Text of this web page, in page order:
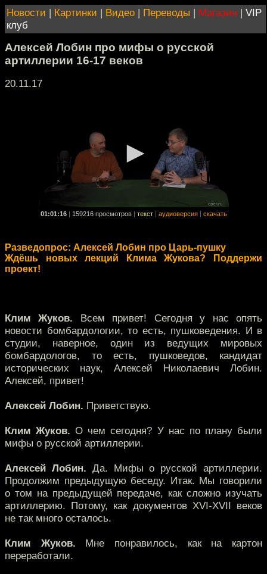
Новости | Картинки | Видео | Переводы | Магазин | VIP
клуб
Алексей Лобин про мифы о русской
артиллерии 16-17 веков
20.11.17
01:01:16 159216 просмотров текст аудиоверсия скачать
Разведопрос: Алексей Лобин про Царь-пушку
Ждёшь новых лекций Клима Жукова? Поддержи
проект!
Клим Жуков. Всем привет! Сегодня у нас опять
новости бомбардологии, то есть, пушковедения. И в
студии, наверное, один из ведущих мировых
бомбардологов, то есть, пушковедов, кандидат
исторических наук, Алексей Николаевич Лобин.
Алексей, привет!
Алексей Лобин. Приветствую.
Клим Жуков. О чем сегодня? У нас по плану были
мифы о русской артиллерии.
Алексей Лобин. Да. Мифы о русской артиллерии.
Продолжим предыдущую беседу. Итак. Мы говорили
о том на предыдущей передаче, как сложно изучать
артиллерию. Потому, как документов XVI-XVII веков
не так много осталось.
Клим Жуков. Мне понравилось, как на картон
переработали.